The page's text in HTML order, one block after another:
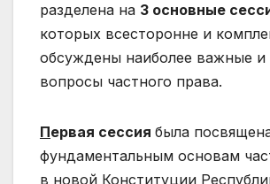
разделена на 3 основные
которых всесторонне и
обсуждены наиболее важные и
вопросы частного права.
Первая сессия была
фундаментальным основам
в новой Конституции